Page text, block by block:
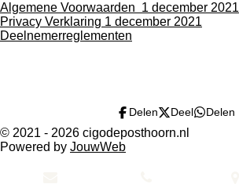
Algemene Voorwaarden 1 december 2021
Privacy Verklaring 1 december 2021
Deelnemerreglementen
Delen Deel Delen
© 2021 - 2026 cigodeposthoorn.nl
Powered by JouwWeb